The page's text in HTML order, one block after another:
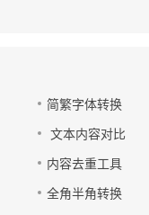
简繁字体转换
文本内容对比
内容去重工具
全角半角转换